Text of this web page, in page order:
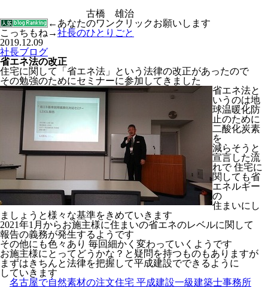
古橋 雄治
←あなたのワンクリックお願いします
こっちもね→社長のひとりごと
2019.12.09
社長ブログ
省エネ法の改正
住宅に関して「省エネ法」という法律の改正があったので
その勉強のためにセミナーに参加してきました
省エネ法と
いうのは地
球温暖化防
止のために
二酸化炭素
を
減らそうと
宣言した流
れで 住宅に
関しても省
エネルギー
の
住まいにし
ましょうと様々な基準をきめていきます
2021年1月からお施主様に住まいの省エネのレベルに関して
報告の義務が発生するようです
その他にも色々あり 毎回細かく変わっていくようです
お施主様にとってどうかな？と疑問を持つものもありますが
まずはきちんと法律を把握して平成建設でできるように
していきます
名古屋で自然素材の注文住宅 平成建設一級建築士事務所